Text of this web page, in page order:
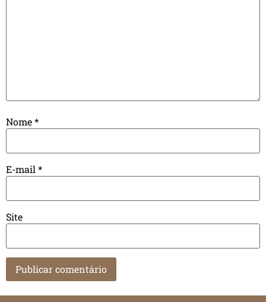
Nome*
E-mail *
Site